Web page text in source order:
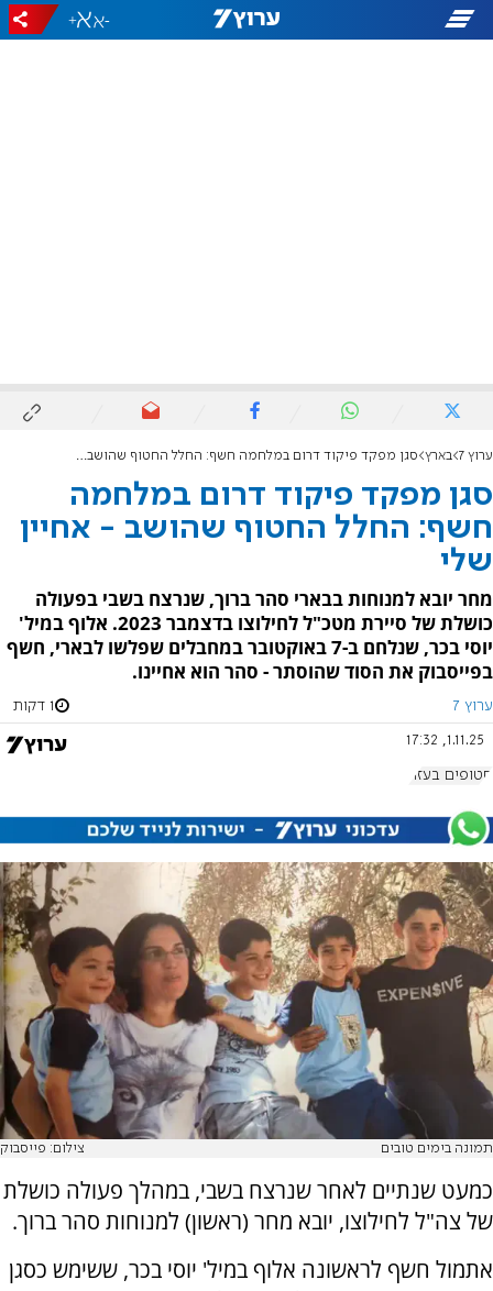
-
+
ערוץ 7 בארץ סגן מפקד פיקוד דרום במלחמה חשף: החלל החטוף שהושב - אחיין שלי
סגן מפקד פיקוד דרום במלחמה
חשף: החלל החטוף שהושב - אחיין
שלי
מחר יובא למנוחות בבארי סהר ברוך, שנרצח בשבי בפעולה
כושלת של סיירת מטכ"ל לחילוצו בדצמבר 2023. אלוף במיל'
יוסי בכר, שנלחם ב-7 באוקטובר במחבלים שפלשו לבארי, חשף
בפייסבוק את הסוד שהוסתר - סהר הוא אחיינו.
ערוץ 7 1 דקות
1.11.25, 17:32
חטופים בעזה
תמונה בימים טובים צילום: פייסבוק
כמעט שנתיים לאחר שנרצח בשבי, במהלך פעולה כושלת
של צה"ל לחילוצו, יובא מחר (ראשון) למנוחות סהר ברוך.
אתמול חשף לראשונה אלוף במיל' יוסי בכר, ששימש כסגן